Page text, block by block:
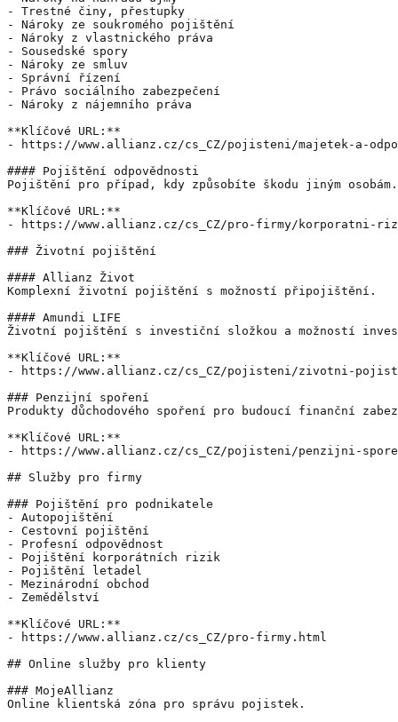
- Trestné činy, přestupky
- Nároky ze soukromého pojištění
- Nároky z vlastnického práva
- Sousedské spory
- Nároky ze smluv
- Správní řízení
- Právo sociálního zabezpečení
- Nároky z nájemního práva
**Klíčové URL:**
- https://www.allianz.cz/cs_CZ/pojisteni/majetek-a-
#### Pojištění odpovědnosti
Pojištění pro případ, kdy způsobíte škodu jiným
**Klíčové URL:**
- https://www.allianz.cz/cs_CZ/pro-firmy/korporatni-
### Životní pojištění
#### Allianz Život
Komplexní životní pojištění s možností připojištění.
#### Amundi LIFE
Životní pojištění s investiční složkou a možností
**Klíčové URL:**
- https://www.allianz.cz/cs_CZ/pojisteni/zivotni-
### Penzijní spoření
Produkty důchodového spoření pro budoucí finanční
**Klíčové URL:**
- https://www.allianz.cz/cs_CZ/pojisteni/penzijni-
## Služby pro firmy
### Pojištění pro podnikatele
- Autopojištění
- Cestovní pojištění
- Profesní odpovědnost
- Pojištění korporátních rizik
- Pojištění letadel
- Mezinárodní obchod
- Zemědělství
**Klíčové URL:**
- https://www.allianz.cz/cs_CZ/pro-firmy.html
## Online služby pro klienty
### MojeAllianz
Online klientská zóna pro správu pojistek.